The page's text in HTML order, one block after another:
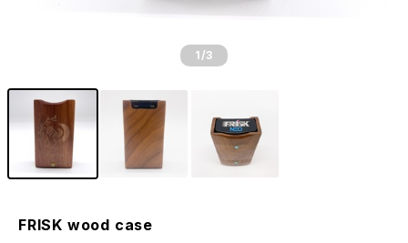
1 /3
FRISK wood case